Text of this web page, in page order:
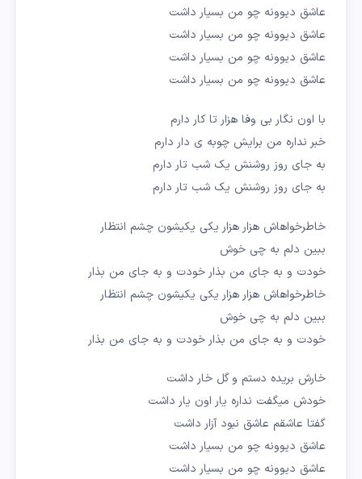
عاشق دیوونه چو من بسیار داشت
عاشق دیوونه چو من بسیار داشت
عاشق دیوونه چو من بسیار داشت
عاشق دیوونه چو من بسیار داشت
با اون نگار بی وفا هزار تا کار دارم
خبر نداره من برایش چوبه ی دار دارم
به جای روز روشنش یک شب تار دارم
به جای روز روشنش یک شب تار دارم
خاطرخواهاش هزار هزار یکی یکیشون چشم انتظار
ببین دلم به چی خوش
خودت و به جای من بذار خودت و به جای من بذار
خاطرخواهاش هزار هزار یکی یکیشون چشم انتظار
ببین دلم به چی خوش
خودت و به جای من بذار خودت و به جای من بذار
خارش بریده دستم و گل خار داشت
خودش میگفت نداره یار اون یار داشت
گفتا عاشقم عاشق نبود آزار داشت
عاشق دیوونه چو من بسیار داشت
عاشق دیوونه چو من بسیار داشت